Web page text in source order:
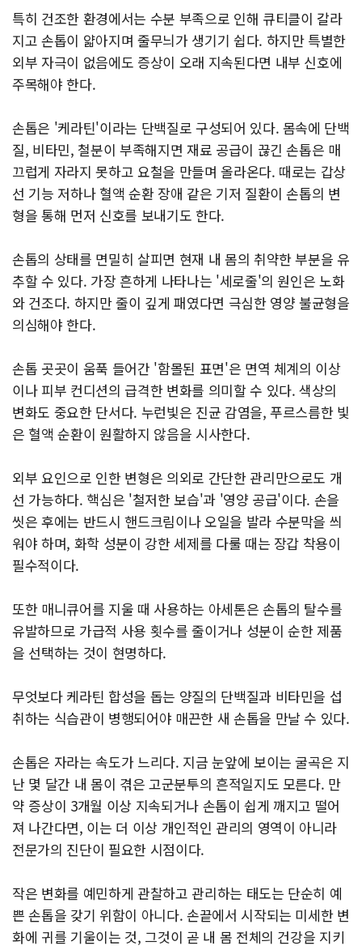
특히 건조한 환경에서는 수분 부족으로 인해 큐티클이 갈라
지고 손톱이 얇아지며 줄무늬가 생기기 쉽다. 하지만 특별한
외부 자극이 없음에도 증상이 오래 지속된다면 내부 신호에
주목해야 한다.
손톱은 '케라틴'이라는 단백질로 구성되어 있다. 몸속에 단백
질, 비타민, 철분이 부족해지면 재료 공급이 끊긴 손톱은 매
끄럽게 자라지 못하고 요철을 만들며 올라온다. 때로는 갑상
선 기능 저하나 혈액 순환 장애 같은 기저 질환이 손톱의 변
형을 통해 먼저 신호를 보내기도 한다.
손톱의 상태를 면밀히 살피면 현재 내 몸의 취약한 부분을 유
추할 수 있다. 가장 흔하게 나타나는 '세로줄'의 원인은 노화
와 건조다. 하지만 줄이 깊게 패였다면 극심한 영양 불균형을
의심해야 한다.
손톱 곳곳이 움푹 들어간 '함몰된 표면'은 면역 체계의 이상
이나 피부 컨디션의 급격한 변화를 의미할 수 있다. 색상의
변화도 중요한 단서다. 누런빛은 진균 감염을, 푸르스름한 빛
은 혈액 순환이 원활하지 않음을 시사한다.
외부 요인으로 인한 변형은 의외로 간단한 관리만으로도 개
선 가능하다. 핵심은 '철저한 보습'과 '영양 공급'이다. 손을
씻은 후에는 반드시 핸드크림이나 오일을 발라 수분막을 씌
워야 하며, 화학 성분이 강한 세제를 다룰 때는 장갑 착용이
필수적이다.
또한 매니큐어를 지울 때 사용하는 아세톤은 손톱의 탈수를
유발하므로 가급적 사용 횟수를 줄이거나 성분이 순한 제품
을 선택하는 것이 현명하다.
무엇보다 케라틴 합성을 돕는 양질의 단백질과 비타민을 섭
취하는 식습관이 병행되어야 매끈한 새 손톱을 만날 수 있다.
손톱은 자라는 속도가 느리다. 지금 눈앞에 보이는 굴곡은 지
난 몇 달간 내 몸이 겪은 고군분투의 흔적일지도 모른다. 만
약 증상이 3개월 이상 지속되거나 손톱이 쉽게 깨지고 떨어
져 나간다면, 이는 더 이상 개인적인 관리의 영역이 아니라
전문가의 진단이 필요한 시점이다.
작은 변화를 예민하게 관찰하고 관리하는 태도는 단순히 예
쁜 손톱을 갖기 위함이 아니다. 손끝에서 시작되는 미세한 변
화에 귀를 기울이는 것, 그것이 곧 내 몸 전체의 건강을 지키